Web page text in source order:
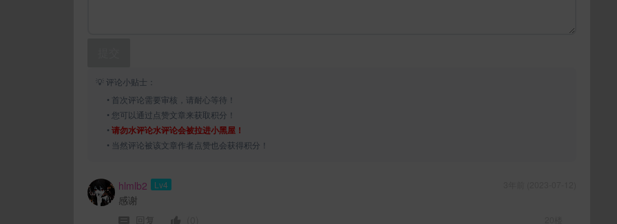
💡 评论小贴士：
• 首次评论需要审核，请耐心等待！
• 您可以通过点赞文章来获取积分！
• 请勿水评论水评论会被拉进小黑屋！
• 当然评论被该文章作者点赞也会获得积分！
hlmlb2 Lv4
感谢
回复